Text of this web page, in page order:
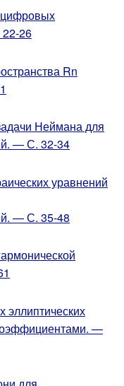
26
Rn
Неймана для
— С. 32-34
уравнений
— С. 35-48
эллиптических
—